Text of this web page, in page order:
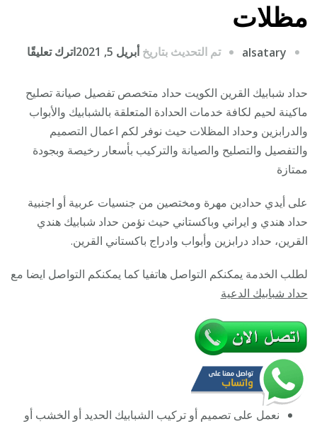
مظلات
alsatary تم التحديث بتاريخأبريل 5, 2021 اترك تعليقًا
درج
حداد شبابيك القرين الكويت حداد متخصص تفصيل صيانة تصليح
ماكينة لحيم لكافة خدمات الحدادة المتعلقة بالشبابيك والأبواب
والدرابزين وحداد المظلات حيث نوفر لكم اعمال التصميم
والتفصيل والتصليح والصيانة والتركيب بأسعار رخيصة وبجودة
ممتازة
على أيدي حدادين مهرة ومختصين من جنسيات عربية أو اجنبية
حداد هندي و ايراني وباكستاني حيث نؤمن حداد شبابيك هندي
القرين، حداد درابزين وأبواب وادراج باكستاني القرين.
لطلب الخدمة يمكنكم التواصل هاتفيا كما يمكنكم التواصل ايضا مع
حداد شبابيك الدعية
نعمل على تصميم أو تركيب الشبابيك الحديد أو الخشب أو